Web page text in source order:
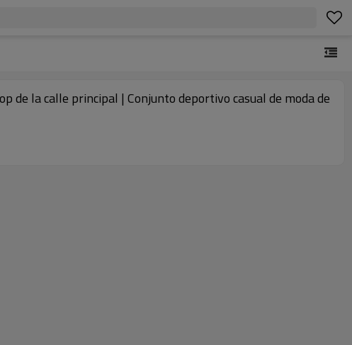
de la calle principal | Conjunto deportivo casual de moda de